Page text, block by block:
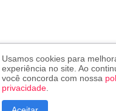
CAPA CONTATO
Usamos cookies para
experiência no site. Ao
você concorda com nossa
privacidade